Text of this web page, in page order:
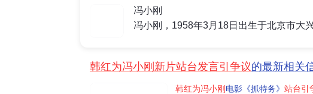
冯小刚
韩红为冯小刚新片站台发言引争议的最新相关
韩红为冯小刚电影《抓特务》 站台引